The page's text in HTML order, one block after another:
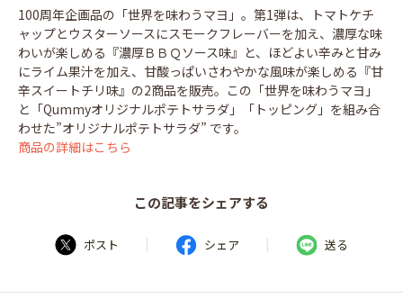
100周年企画品の「世界を味わうマヨ」。第1弾は、トマトケチ
ャップとウスターソースにスモークフレーバーを加え、濃厚な味
わいが楽しめる『濃厚ＢＢＱソース味』と、ほどよい辛みと甘み
にライム果汁を加え、甘酸っぱいさわやかな風味が楽しめる『甘
辛スイートチリ味』の2商品を販売。この「世界を味わうマヨ」
と「Qummyオリジナルポテトサラダ」「トッピング」を組み合
わせた”オリジナルポテトサラダ” です。
商品の詳細はこちら
この記事をシェアする
ポスト | シェア | 送る